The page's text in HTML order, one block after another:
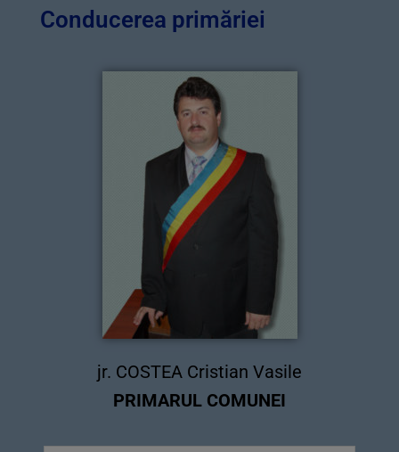
Conducerea primăriei
jr. COSTEA Cristian Vasile
PRIMARUL COMUNEI